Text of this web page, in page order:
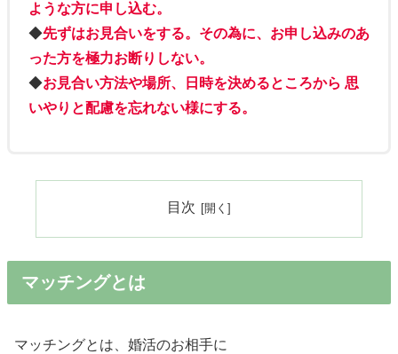
ような方に申し込む。
◆先ずはお見合いをする。その為に、お申し込みのあ
った方を極力お断りしない。
◆お見合い方法や場所、日時を決めるところから 思
いやりと配慮を忘れない様にする。
目次
マッチングとは
マッチングとは、婚活のお相手に